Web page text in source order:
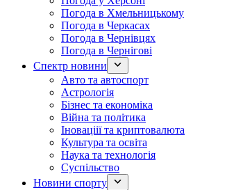
Погода в Хмельницькому
Погода в Черкасах
Погода в Чернівцях
Погода в Чернігові
Спектр новини
Авто та автоспорт
Астрологія
Бізнес та економіка
Війна та політика
Іноваціії та криптовалюта
Культура та освіта
Наука та технологія
Суспільство
Новини спорту